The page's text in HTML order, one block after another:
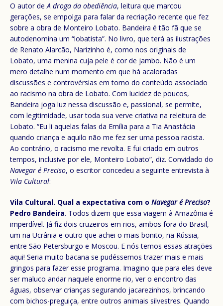
O autor de A droga da obediência, leitura que marcou
gerações, se empolga para falar da recriação recente que fez
sobre a obra de Monteiro Lobato. Bandeira é tão fã que se
autodenomina um “lobatista”. No livro, que terá as ilustrações
de Renato Alarcão, Narizinho é, como nos originais de
Lobato, uma menina cuja pele é cor de jambo. Não é um
mero detalhe num momento em que há acaloradas
discussões e controvérsias em torno do conteúdo associado
ao racismo na obra de Lobato. Com lucidez de poucos,
Bandeira joga luz nessa discussão e, passional, se permite,
com legitimidade, usar toda sua verve criativa na releitura de
Lobato. “Eu li aquelas falas da Emília para a Tia Anastácia
quando criança e aquilo não me fez ser uma pessoa racista.
Ao contrário, o racismo me revolta. E fui criado em outros
tempos, inclusive por ele, Monteiro Lobato”, diz. Convidado do
Navegar é Preciso, o escritor concedeu a seguinte entrevista à
Vila Cultural:
Vila Cultural. Qual a expectativa com o Navegar é Preciso?
Pedro Bandeira. Todos dizem que essa viagem à Amazônia é
imperdível. Já fiz dois cruzeiros em rios, ambos fora do Brasil,
um na Ucrânia e outro que achei o mais bonito, na Rússia,
entre São Petersburgo e Moscou. E nós temos essas atrações
aqui! Seria muito bacana se pudéssemos trazer mais e mais
gringos para fazer esse programa. Imagino que para eles deve
ser maluco andar naquele enorme rio, ver o encontro das
águas, observar crianças segurando jacarezinhos, brincando
com bichos-preguiça, entre outros animais silvestres. Quando